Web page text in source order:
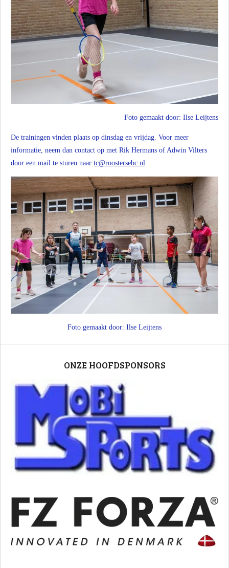
Foto gemaakt door: Ilse Leijtens
De trainingen vinden plaats op dinsdag en vrijdag. Voor meer
informatie, neem dan contact op met Rik Hermans of Adwin Vilters
door een mail te sturen naar tc@roostersebc.nl
Foto gemaakt door: Ilse Leijtens
ONZE HOOFDSPONSORS